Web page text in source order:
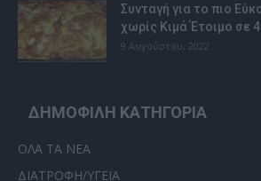
Συνταγή για το πιο
χωρίς Κιμά Έτοιμο σε
9 Αυγούστου, 2022
ΔΗΜΟΦΙΛΗ ΚΑΤΗΓΟΡΙΑ
ΟΛΑ ΤΑ ΝΕΑ
ΔΙΑΤΡΟΦΗ/ΥΓΕΙΑ